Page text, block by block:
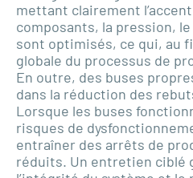
mettant clairement
composants, la pression,
sont optimisés, ce qui, au
globale du processus de
En outre, des buses
dans la réduction des
Lorsque les buses
risques de
entraîner des arrêts de
réduits. Un entretien ciblé